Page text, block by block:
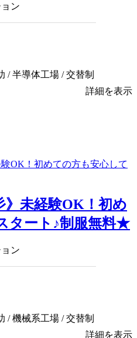
ン
/ 半導体工場 / 交替制
詳細を表示
》未経験OK！初め
タート♪制服無料★
ン
/ 機械系工場 / 交替制
詳細を表示